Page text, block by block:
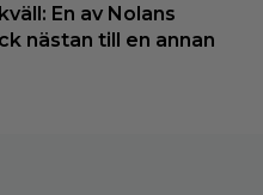
En av Nolans
nästan till en annan